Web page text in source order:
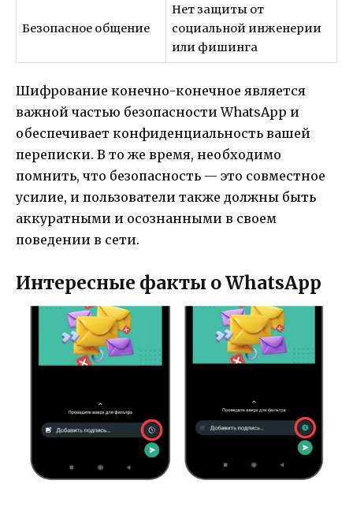
Безопасное общение
Нет защиты от
социальной инженерии
или фишинга
Шифрование конечно-конечное является
важной частью безопасности WhatsApp и
обеспечивает конфиденциальность вашей
переписки. В то же время, необходимо
помнить, что безопасность — это совместное
усилие, и пользователи также должны быть
аккуратными и осознанными в своем
поведении в сети.
Интересные факты о WhatsApp